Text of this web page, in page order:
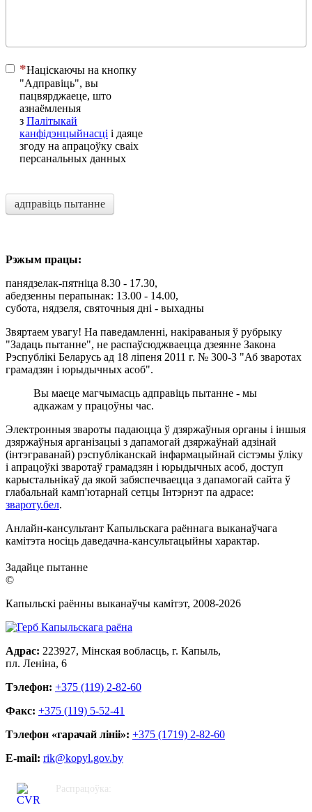
Націскаючы на ​​кнопку
"Адправіць", вы
пацвярджаеце, што
азнаёмленыя
з Палітыкай
канфідэнцыйнасці і даяце
згоду на апрацоўку сваіх
персанальных данных
адправіць пытанне
Рэжым працы:
панядзелак-пятніца 8.30 - 17.30,
абедзенны перапынак: 13.00 - 14.00,
субота, нядзеля, святочныя дні - выхадны
Звяртаем увагу! На паведамленні, накіраваныя ў рубрыку
"Задаць пытанне", не распаўсюджваецца дзеянне Закона
Рэспублікі Беларусь ад 18 ліпеня 2011 г. № 300-З "Аб зваротах
грамадзян і юрыдычных асоб".
Вы маеце магчымасць адправіць пытанне - мы
адкажам у працоўны час.
Электронныя звароты падаюцца ў дзяржаўныя органы і іншыя
дзяржаўныя арганізацыі з дапамогай дзяржаўнай адзінай
(інтэграванай) рэспубліканскай інфармацыйнай сістэмы ўліку
і апрацоўкі зваротаў грамадзян і юрыдычных асоб, доступ
карыстальнікаў да якой забяспечваецца з дапамогай сайта ў
глабальнай камп'ютарнай сетцы Інтэрнэт па адрасе:
звароту.бел.
Анлайн-кансультант Капыльскага раённага выканаўчага
камітэта носіць даведачна-кансультацыйны характар.
Задайце пытанне
©
Капыльскі раённы выканаўчы камітэт, 2008-2026
Адрас: 223927, Мінская вобласць, г. Капыль,
пл. Леніна, 6
Тэлефон: +375 (119) 2-82-60
Факс: +375 (119) 5-52-41
Тэлефон «гарачай лініі»: +375 (1719) 2-82-60
E-mail: rik@kopyl.gov.by
Распрацоўка: